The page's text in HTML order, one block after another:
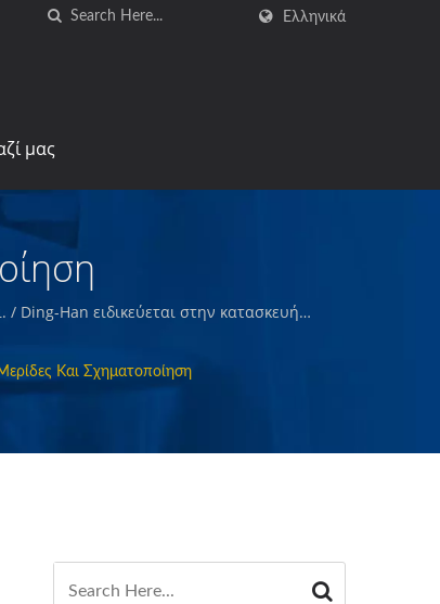
Ελληνικά
μας
Ding-Han ειδικεύεται στην κατασκευή
συσκευάζουν προετοιμασμένα κρέατα,
τρόφιμα.Και Σχηματοποίηση